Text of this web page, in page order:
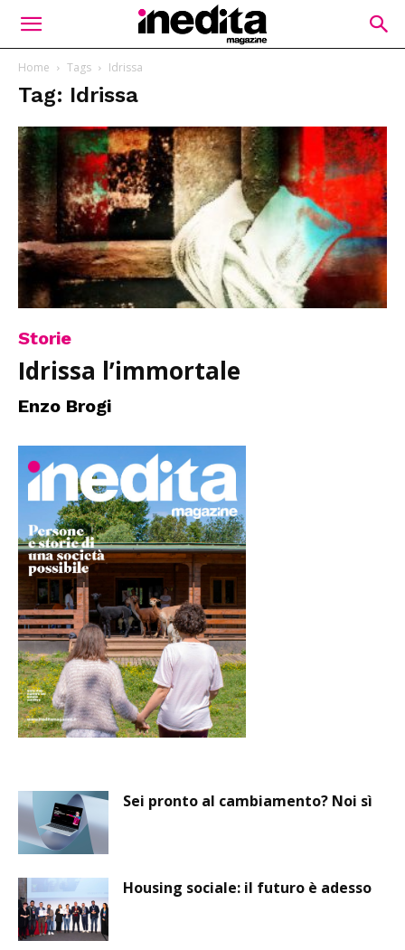
Home Tags Idrissa
Tag: Idrissa
Storie
Idrissa l’immortale
Enzo Brogi
Sei pronto al cambiamento? Noi sì
Housing sociale: il futuro è adesso